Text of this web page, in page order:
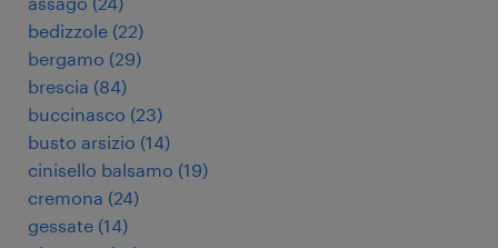
bedizzole (22)
bergamo (29)
brescia (84)
buccinasco (23)
busto arsizio (14)
cinisello balsamo (19)
cremona (24)
gessate (14)